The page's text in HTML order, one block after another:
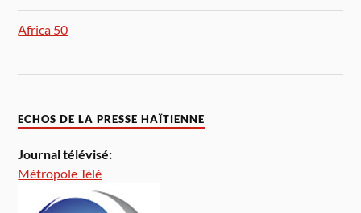
Africa 50
ECHOS DE LA PRESSE HAÏTIENNE
Journal télévisé:
Métropole Télé